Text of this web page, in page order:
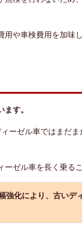
や車検費用を加味
す。
ーゼル車ではまだ
ゼル車を長く乗る
強化により、 古いデ